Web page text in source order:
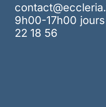
9h00-17h00
22 18 56